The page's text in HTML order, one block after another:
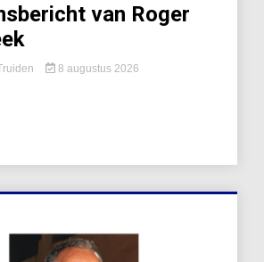
van Roger
8 augustus 2026